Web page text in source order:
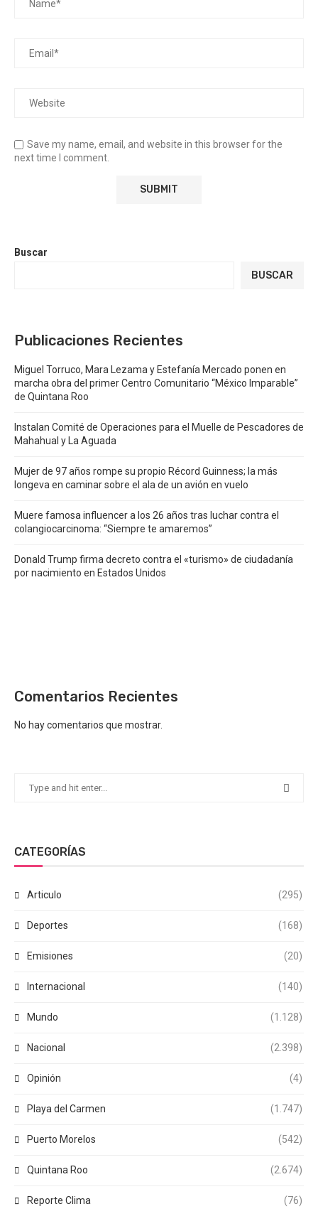
Save my name, email, and website in this browser for the
next time I comment.
Buscar
BUSCAR
Publicaciones Recientes
Miguel Torruco, Mara Lezama y Estefanía Mercado ponen en
marcha obra del primer Centro Comunitario “México Imparable”
de Quintana Roo
Instalan Comité de Operaciones para el Muelle de Pescadores de
Mahahual y La Aguada
Mujer de 97 años rompe su propio Récord Guinness; la más
longeva en caminar sobre el ala de un avión en vuelo
Muere famosa influencer a los 26 años tras luchar contra el
colangiocarcinoma: “Siempre te amaremos”
Donald Trump firma decreto contra el «turismo» de ciudadanía
por nacimiento en Estados Unidos
Comentarios Recientes
No hay comentarios que mostrar.
CATEGORÍAS
Articulo (295)
Deportes (168)
Emisiones (20)
Internacional (140)
Mundo (1.128)
Nacional (2.398)
Opinión (4)
Playa del Carmen (1.747)
Puerto Morelos (542)
Quintana Roo (2.674)
Reporte Clima (76)